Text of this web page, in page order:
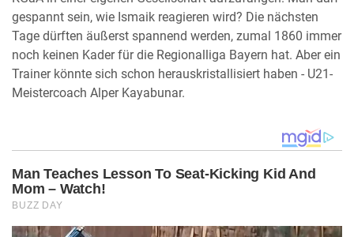
gespannt sein, wie Ismaik reagieren wird? Die nächsten
Tage dürften äußerst spannend werden, zumal 1860 immer
noch keinen Kader für die Regionalliga Bayern hat. Aber ein
Trainer könnte sich schon herauskristallisiert haben - U21-
Meistercoach Alper Kayabunar.